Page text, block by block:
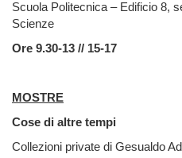
Scuola Politecnica – Edificio 8,
Scienze
Ore 9.30-13 // 15-17
MOSTRE
Cose di altre tempi
Collezioni private di Gesualdo